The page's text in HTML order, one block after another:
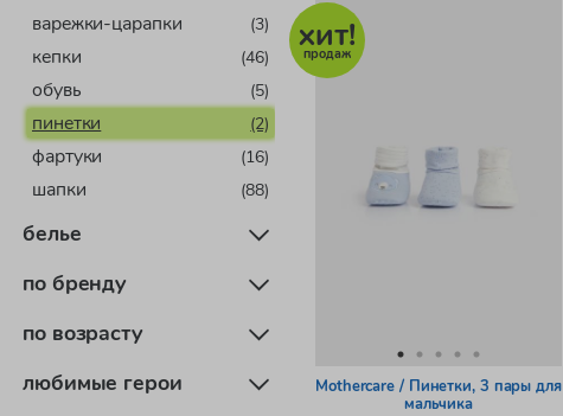
варежки-царапки (3)
кепки (46)
обувь (5)
пинетки (2)
фартуки (16)
шапки (88)
белье
по бренду
по возрасту
любимые герои
Mothercare / Пинетки, 3 пары для
мальчика